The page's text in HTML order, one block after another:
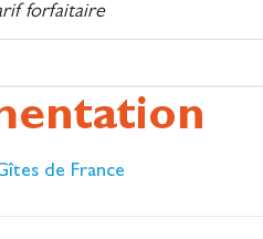
forfaitaire
de France